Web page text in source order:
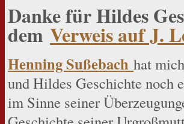
Danke für Hildes
dem Verweis auf J.
Henning Sußebach hat
und Hildes Geschichte noch
im Sinne seiner